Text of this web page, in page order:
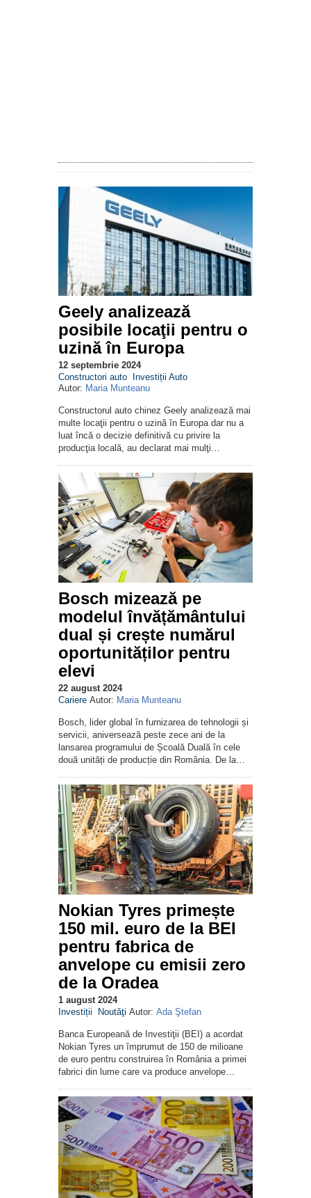
Geely analizează
posibile locaţii pentru o
uzină în Europa
12 septembrie 2024
Constructori auto
Investiții Auto
Autor: Maria Munteanu
Constructorul auto chinez Geely analizează mai
multe locaţii pentru o uzină în Europa dar nu a
luat încă o decizie definitivă cu privire la
producţia locală, au declarat mai mulţi…
Bosch mizează pe
modelul învățământului
dual și crește numărul
oportunităților pentru
elevi
22 august 2024
Cariere Autor: Maria Munteanu
Bosch, lider global în furnizarea de tehnologii și
servicii, aniversează peste zece ani de la
lansarea programului de Școală Duală în cele
două unități de producție din România. De la…
Nokian Tyres primește
150 mil. euro de la BEI
pentru fabrica de
anvelope cu emisii zero
de la Oradea
1 august 2024
Investiții
Noutăţi Autor: Ada Ştefan
Banca Europeană de Investiţii (BEI) a acordat
Nokian Tyres un împrumut de 150 de milioane
de euro pentru construirea în România a primei
fabrici din lume care va produce anvelope…